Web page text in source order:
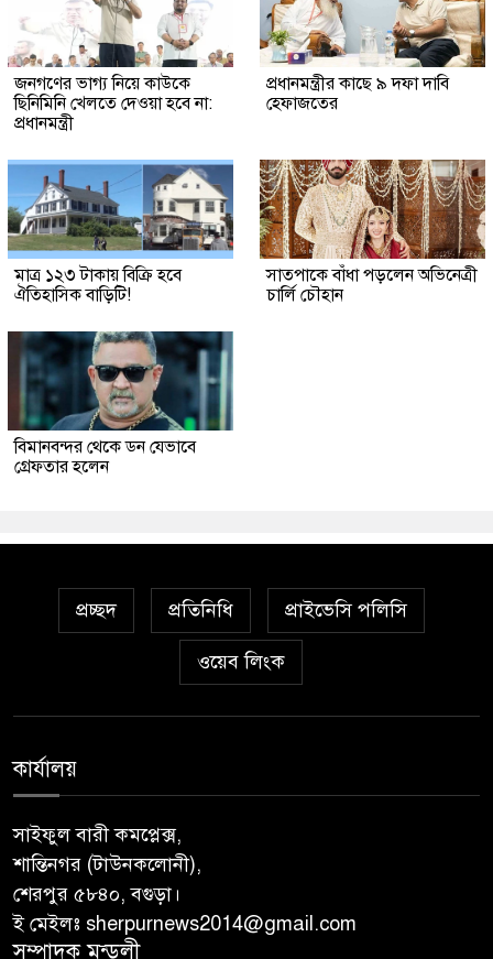
জনগণের ভাগ্য নিয়ে কাউকে
ছিনিমিনি খেলতে দেওয়া হবে না:
প্রধানমন্ত্রী
প্রধানমন্ত্রীর কাছে ৯ দফা দাবি
হেফাজতের
মাত্র ১২৩ টাকায় বিক্রি হবে
ঐতিহাসিক বাড়িটি!
সাতপাকে বাঁধা পড়লেন অভিনেত্রী
চার্লি চৌহান
বিমানবন্দর থেকে ডন যেভাবে
গ্রেফতার হলেন
প্রচ্ছদ প্রতিনিধি প্রাইভেসি পলিসি
ওয়েব লিংক
কার্যালয়
সাইফুল বারী কমপ্লেক্স,
শান্তিনগর (টাউনকলোনী),
শেরপুর ৫৮৪০, বগুড়া।
ই মেইলঃ sherpurnews2014@gmail.com
সম্পাদক মন্ডলী